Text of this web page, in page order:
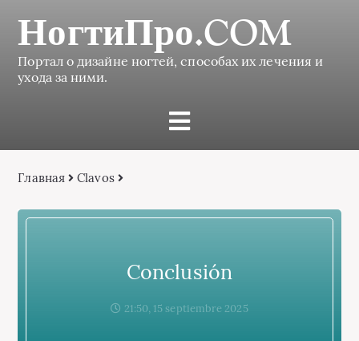
НогтиПро.COM
Портал о дизайне ногтей, способах их лечения и
ухода за ними.
Главная Сlavos
Conclusión
21:50, 15 septiembre 2025